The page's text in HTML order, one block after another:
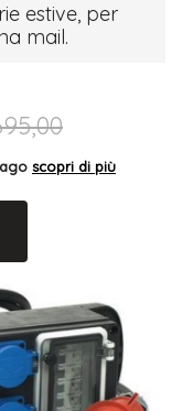
estive, per
mail.
scopri di più